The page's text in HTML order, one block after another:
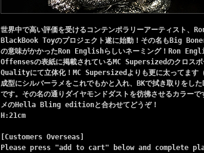
世界中で高い評価を受けるコンテンポラリーアーティスト、
BlackBook Toyのプロジェクト遂に始動！その名もBig
の意味がかかったRon Englishらしいネーミング！Ron
Offensesの表紙に掲載されているMC Supersizedのクロス
Qualityにて立体化！MC Supersizedよりも更に太ってます
成型にシルバーラメをこれでもかと入れ、BKで拭き取りを
です。その名の通りダイヤモンドダストを彷彿させるカラー
メのHella Bling editionと合わせてどうぞ！
H:21cm
[Customers Overseas]
Please press "add to cart" below and complete